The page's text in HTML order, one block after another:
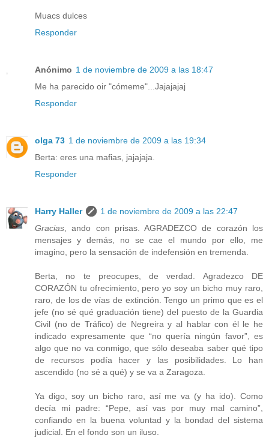
Muacs dulces
Responder
Anónimo 1 de noviembre de 2009 a las 18:47
Me ha parecido oir "cómeme"...Jajajajaj
Responder
olga 73 1 de noviembre de 2009 a las 19:34
Berta: eres una mafias, jajajaja.
Responder
Harry Haller
1 de noviembre de 2009 a las 22:47
Gracias , ando con prisas. AGRADEZCO de corazón los
mensajes y demás, no se cae el mundo por ello, me
imagino, pero la sensación de indefensión en tremenda.
Berta, no te preocupes, de verdad. Agradezco DE
CORAZÓN tu ofrecimiento, pero yo soy un bicho muy raro,
raro, de los de vías de extinción. Tengo un primo que es el
jefe (no sé qué graduación tiene) del puesto de la Guardia
Civil (no de Tráfico) de Negreira y al hablar con él le he
indicado expresamente que “no quería ningún favor”, es
algo que no va conmigo, que sólo deseaba saber qué tipo
de recursos podía hacer y las posibilidades. Lo han
ascendido (no sé a qué) y se va a Zaragoza.
Ya digo, soy un bicho raro, así me va (y ha ido). Como
decía mi padre: “Pepe, así vas por muy mal camino”,
confiando en la buena voluntad y la bondad del sistema
judicial. En el fondo son un iluso.